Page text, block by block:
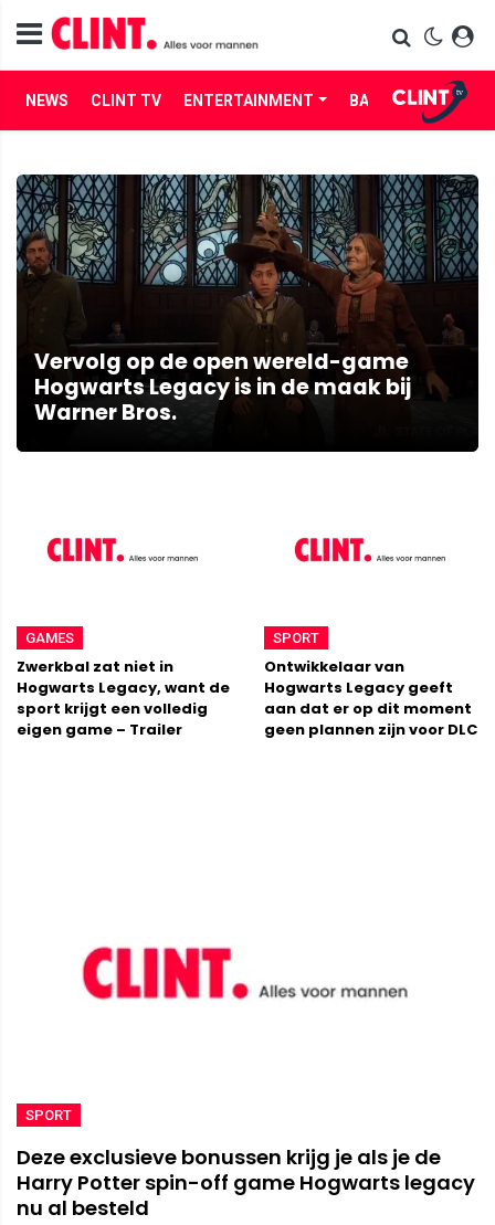
NEWS CLINT TV ENTERTAINMENT BABES LIFE
Vervolg op de open wereld-game
Hogwarts Legacy is in de maak bij
Warner Bros.
GAMES
Zwerkbal zat niet in
Hogwarts Legacy, want de
sport krijgt een volledig
eigen game – Trailer
SPORT
Ontwikkelaar van
Hogwarts Legacy geeft
aan dat er op dit moment
geen plannen zijn voor DLC
SPORT
Deze exclusieve bonussen krijg je als je de
Harry Potter spin-off game Hogwarts legacy
nu al besteld